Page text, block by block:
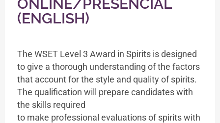
ONLINE/PRESENCIAL
(ENGLISH)
The WSET Level 3 Award in Spirits is designed
to give a thorough understanding of the factors
that account for the style and quality of spirits.
The qualification will prepare candidates with
the skills required
to make professional evaluations of spirits with